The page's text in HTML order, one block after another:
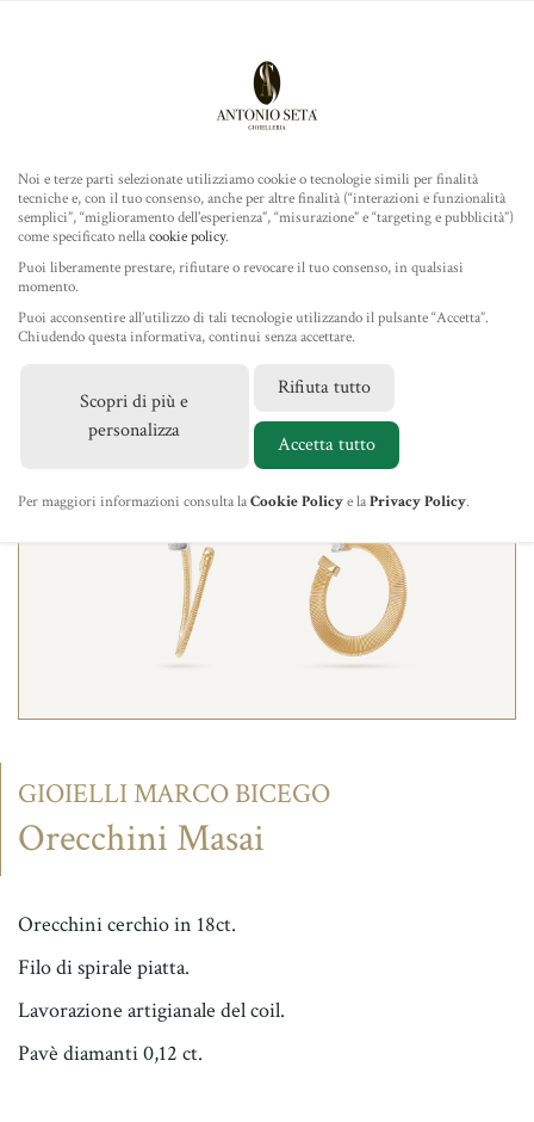
ROLEX
TUDOR
GIOIELLERIA
IL NEGOZIO
NEWS
CONTATTI
Home/Gioielleria/Gioielli Marco Bicego
GIOIELLI MARCO BICEGO
Orecchini Masai
Orecchini cerchio in 18ct.
Filo di spirale piatta.
Lavorazione artigianale del coil.
Pavè diamanti 0,12 ct.
Noi e terze parti selezionate utilizziamo cookie o tecnologie simili per finalità
tecniche e, con il tuo consenso, anche per altre finalità (“interazioni e funzionalità
semplici”, “miglioramento dell'esperienza”, “misurazione” e “targeting e pubblicità”)
come specificato nellacookie policy.
Puoi liberamente prestare, rifiutare o revocare il tuo consenso, in qualsiasi
momento.
Puoi acconsentire all’utilizzo di tali tecnologie utilizzando il pulsante “Accetta”.
Chiudendo questa informativa, continui senza accettare.
Scopri di più e
personalizza
Rifiuta tutto
Accetta tutto
Per maggiori informazioni consulta laCookie Policye laPrivacy Policy.